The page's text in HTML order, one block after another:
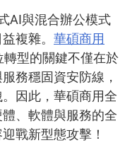
AI與混合辦公模式
複雜。 華碩商用
轉型的關鍵不僅在於
務穩固資安防線，
因此，華碩商用全
、軟體與服務的全
戰新型態攻擊！